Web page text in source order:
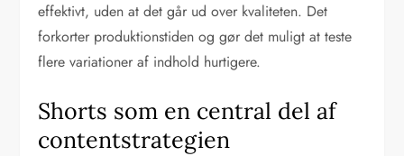
effektivt, uden at det går ud over kvaliteten. Det
forkorter produktionstiden og gør det muligt at teste
flere variationer af indhold hurtigere.
Shorts som en central del af
contentstrategien